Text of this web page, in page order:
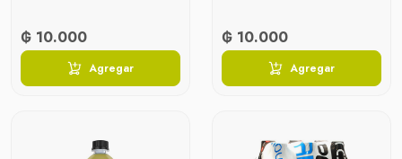
₲ 10.000
Agregar
₲ 10.000
Agregar